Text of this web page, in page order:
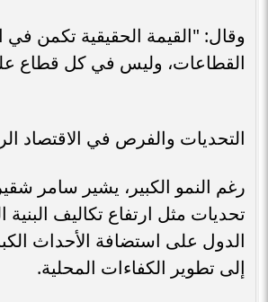
وقال: "القيمة الحقيقية تكمن في
القطاعات، وليس في كل قطاع
التحديات والفرص في الاقتصاد
رغم النمو الكبير، يشير سامر
تحديات مثل ارتفاع تكاليف البنية
الدول على استضافة الأحداث
إلى تطوير الكفاءات المحلية.